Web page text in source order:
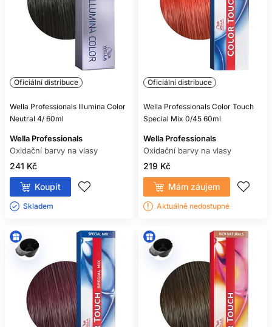
Oficiální distribuce
Wella Professionals Illumina Color
Neutral 4/ 60ml
Wella Professionals
Oxidační barvy na vlasy
241 Kč
Koupit
Skladem ㅤ
Oficiální distribuce
Wella Professionals Color Touch
Special Mix 0/45 60ml
Wella Professionals
Oxidační barvy na vlasy
219 Kč
Mám záujem
Aktuálně nedostupné